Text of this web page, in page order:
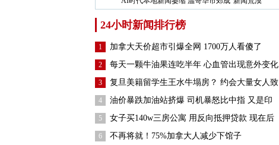
24小时新闻排行榜
1 加拿大天价超市引爆全网 1700万人看傻了
2 每天一颗牛油果连吃半年 心血管出现意外变化
3 复旦美籍留学生王水牛塌房？ 约会大量女人致
4 油价暴跌加油站挤爆 司机暴怒比中指 又是印
5 女子买140w三房公寓 用反向抵押贷款 现在后
6 不再将就！75%加拿大人减少下馆子